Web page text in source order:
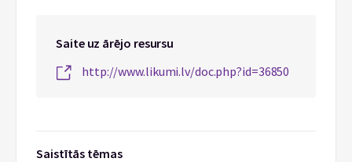
Saite uz ārējo resursu
http://www.likumi.lv/doc.php?id=36850
Saistītās tēmas